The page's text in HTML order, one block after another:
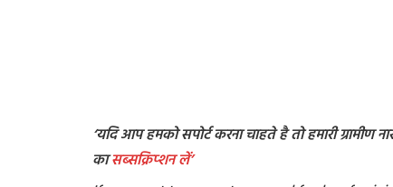
‘यदि आप हमको सपोर्ट करना चाहते है तो हमारी ग्रामीण
कासब्सक्रिप्शनलें’